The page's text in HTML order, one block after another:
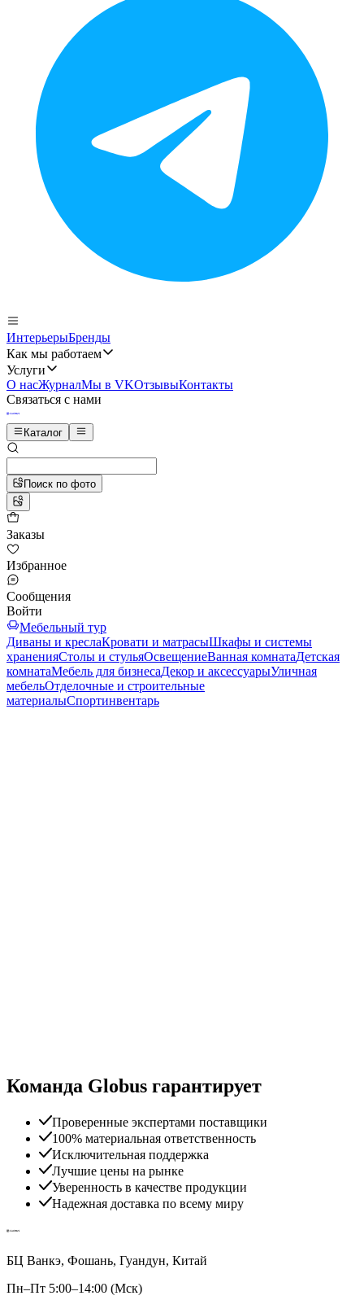
ИнтерьерыБренды
Как мы работаем
Услуги
О насЖурналМы в VKОтзывыКонтакты
Связаться с нами
Каталог
Поиск по фото
Заказы
Избранное
Сообщения
Войти
Мебельный тур
Диваны и креслаКровати и матрасыШкафы и системы
храненияСтолы и стульяОсвещениеВанная комнатаДетская
комнатаМебель для бизнесаДекор и аксессуарыУличная
мебельОтделочные и строительные
материалыСпортинвентарь
Команда Globus гарантирует
Проверенные экспертами поставщики
100% материальная ответственность
Исключительная поддержка
Лучшие цены на рынке
Уверенность в качестве продукции
Надежная доставка по всему миру
БЦ Ванкэ, Фошань, Гуандун, Китай
Пн–Пт 5:00–14:00 (Мск)